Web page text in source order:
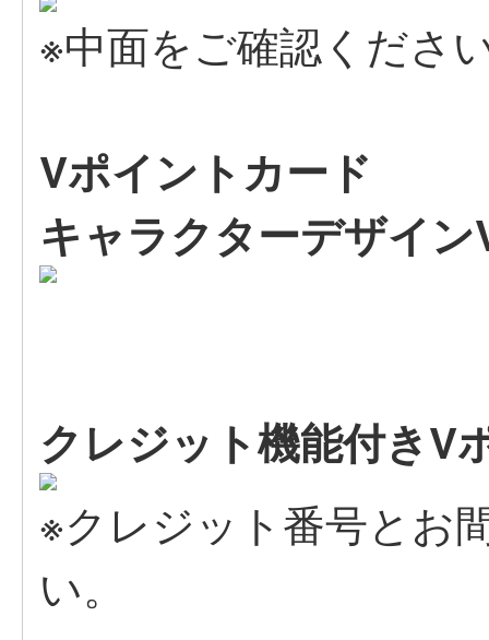
※中面をご確認くださ
Vポイントカード
キャラクターデザイ
クレジット機能付きV
※クレジット番号とお
い。